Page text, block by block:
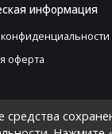
информация
оферта